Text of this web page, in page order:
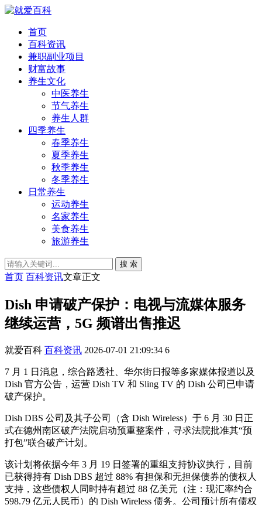
首页
百科资讯
兼职副业项目
财富故事
养生文化
中医养生
节气养生
养生人群
四季养生
春季养生
夏季养生
秋季养生
冬季养生
日常养生
运动养生
名家养生
美食养生
旅游养生
搜 索
首页 百科资讯文章正文
Dish 申请破产保护：电视与流媒体服务
继续运营，5G 频谱出售推迟
就爱百科 百科资讯 2026-07-01 21:09:34 6
7 月 1 日消息，综合路透社、华尔街日报等多家媒体报道以及
Dish 官方公告，运营 Dish TV 和 Sling TV 的 Dish 公司已申请
破产保护。
Dish DBS 公司及其子公司（含 Dish Wireless）于 6 月 30 日正
式在德州南区破产法院启动预重整案件，寻求法院批准其“预
打包”联合破产计划。
该计划将依据今年 3 月 19 日签署的重组支持协议执行，目前
已获得持有 Dish DBS 超过 88% 有担保和无担保债券的债权人
支持，这些债权人同时持有超过 88 亿美元（注：现汇率约合
598.79 亿元人民币）的 Dish Wireless 债务。公司预计所有债权